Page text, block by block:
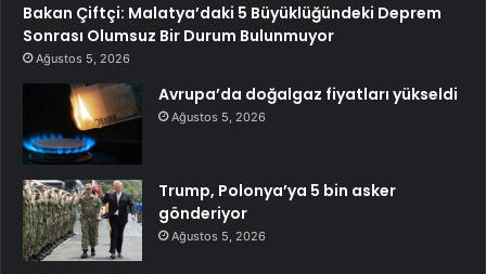
Bakan Çiftçi: Malatya’daki 5 Büyüklüğündeki Deprem
Sonrası Olumsuz Bir Durum Bulunmuyor
Ağustos 5, 2026
Avrupa’da doğalgaz fiyatları yükseldi
Ağustos 5, 2026
Trump, Polonya’ya 5 bin asker
gönderiyor
Ağustos 5, 2026